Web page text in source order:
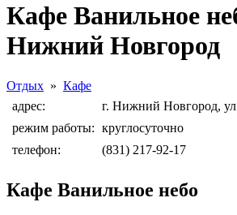
Кафе Ванильное
Нижний Новгород
Отдых » Кафе
адрес:
г. Нижний Новгород,
режим работы: круглосуточно
телефон:
(831) 217-92-17
Кафе Ванильное небо